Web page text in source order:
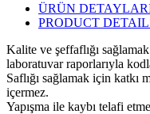
ÜRÜN
PRODUCT
Kalite ve şeffaflığı
laboratuvar raporlarıyla
Saflığı sağlamak için katkı
içermez.
Yapışma ile kaybı telafi